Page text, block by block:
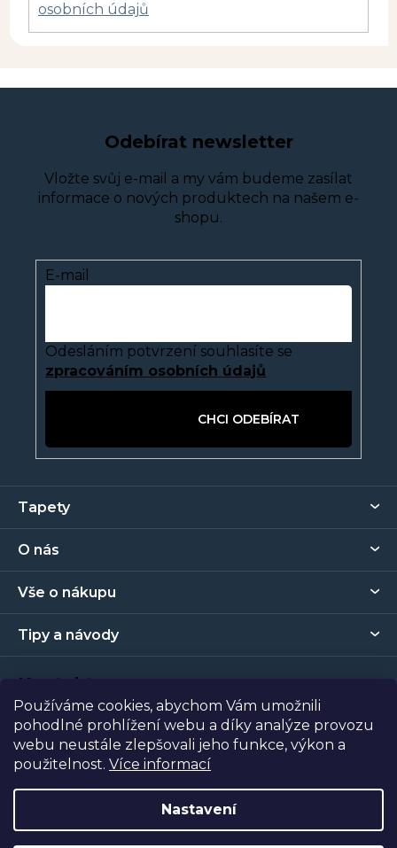
Používáme cookies, abychom Vám umožnili
pohodlné prohlížení webu a díky analýze provozu
webu neustále zlepšovali jeho funkce, výkon a
použitelnost. Více informací
Nastavení
osobních údajů
Odebírat newsletter
Vložte svůj e-mail a my vám budeme zasílat
informace o nových produktech na našem e-
shopu.
E-mail
Odesláním potvrzení souhlasíte se
zpracováním osobních údajů
a
í
Tapety
O nás
Vše o nákupu
Tipy a návody
Kontakt
Prodejna
Vytvořil Shoptet| NakódovalShopcode
Copyright 2026Tapety Metro Florenc. Všechna práva
vyhrazena.